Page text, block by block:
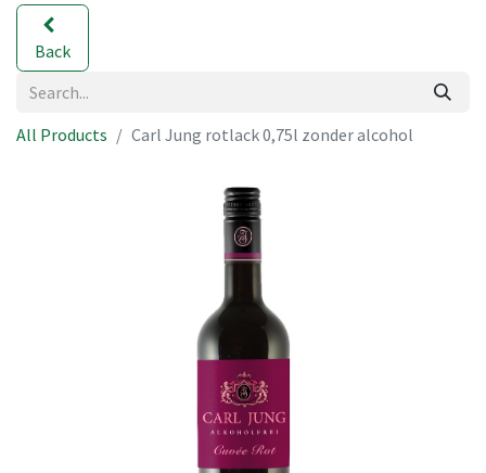
Back
All Products Carl Jung rotlack 0,75l zonder alcohol